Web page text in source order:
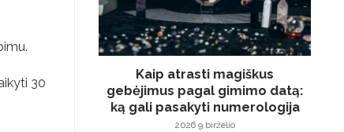
30
Kaip atrasti magiškus
gebėjimus pagal gimimo datą:
ką gali pasakyti numerologija
2026 9 birželio